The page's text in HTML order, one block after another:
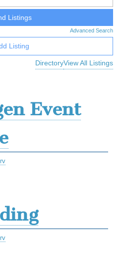
Advanced Search
DirectoryView All Listings
Listing
Event